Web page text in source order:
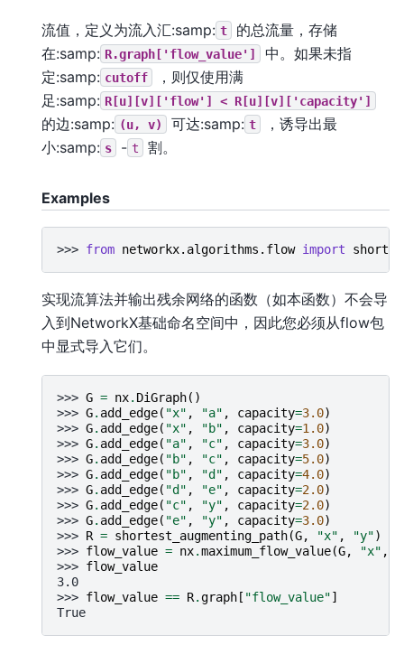
流值，定义为流入汇:samp: t
的总流量，存储
在:samp: R.graph['flow_value']
中。如果未指
定:samp: cutoff
，则仅使用满
足:samp: R[u][v]['flow'] < R[u][v]['capacity']
的边:samp: (u, v) 可达:samp: t
，诱导出最
小:samp: s - t 割。
Examples
>>> from networkx.algorithms.flow import
实现流算法并输出残余网络的函数（如本函数）不会导
入到NetworkX基础命名空间中，因此您必须从flow包
中显式导入它们。
>>> G = nx. DiGraph()
>>> G. add_edge( "x" , "a" , capacity=3.0)
>>> G. add_edge( "x" , "b" , capacity=1.0)
>>> G. add_edge( "a" , "c" , capacity=3.0)
>>> G. add_edge( "b" , "c" , capacity=5.0)
>>> G. add_edge( "b" , "d" , capacity=4.0)
>>> G. add_edge( "d" , "e" , capacity=2.0)
>>> G. add_edge( "c" , "y" , capacity=2.0)
>>> G. add_edge( "e" , "y" , capacity=3.0)
>>> R = shortest_augmenting_path(G, "x" , "y")
>>> flow_value = nx.maximum_flow_value(G, "x" ,
>>> flow_value
3.0
>>> flow_value == R.graph[ "flow_value"]
True